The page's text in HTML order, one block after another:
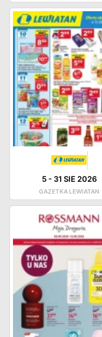
5- 31 SIE 2026
GAZETKA LEWIATAN